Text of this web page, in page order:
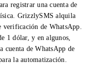
registrar una cuenta de
GrizzlySMS alquila
verificación de WhatsApp.
1 dólar, y en algunos,
cuenta de WhatsApp de
la automatización.